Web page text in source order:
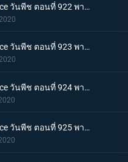
One piece วันพีช ตอนที่ 922 พากย์ไทย ตำนานลูกผู้ชาย! การเดินทางของโซโลและโทโนะยาสุ!
One piece วันพีช ตอนที่ 923 พากย์ไทย สถานการณ์ฉุกเฉิน บิ๊กมัมย่างกรายสู่วาโนะ!
One piece วันพีช ตอนที่ 924 พากย์ไทย เมืองในความโกลาหล! นักฆ่าหน้าใหม่ที่หมายหัวซันจิ
One piece วันพีช ตอนที่ 925 พากย์ไทย การต่อสู้ครั้งใหญ่! ผู้พิทักษ์หน้ากากโซบะ!